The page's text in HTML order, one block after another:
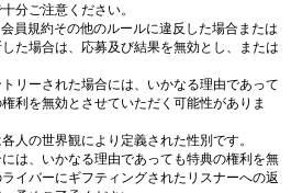
分ご注意ください。
員規約その他のルールに違反した場合または
た場合は、応募及び結果を無効とし、または
リーされた場合には、いかなる理由であって
利を無効とさせていただく可能性がありま
人の世界観により定義された性別です。
は、いかなる理由であっても特典の権利を無
イバーにギフティングされたリスナーへの返